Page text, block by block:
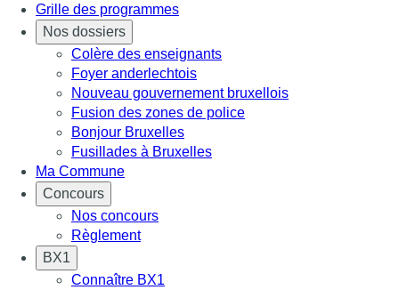
Grille des programmes
Nos dossiers
Colère des enseignants
Foyer anderlechtois
Nouveau gouvernement bruxellois
Fusion des zones de police
Bonjour Bruxelles
Fusillades à Bruxelles
Ma Commune
Concours
Nos concours
Règlement
BX1
Connaître BX1